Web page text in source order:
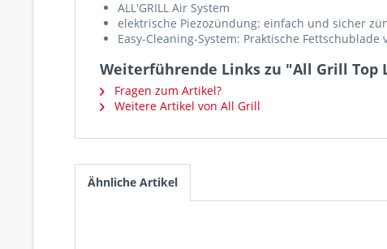
ALL'GRILL Air System
elektrische Piezozündung: einfach und sicher
Easy-Cleaning-System: Praktische Fettschublade
Weiterführende Links zu "All Grill
Fragen zum Artikel?
Weitere Artikel von All Grill
Ähnliche Artikel